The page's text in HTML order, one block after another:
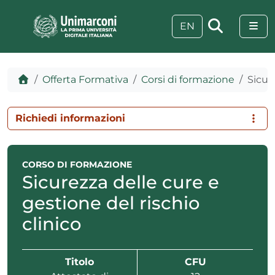
EN
Home
Offerta Formativa Corsi di formazione
CORSO DI FORMAZIONE
Sicurezza delle cure e
gestione del rischio
clinico
Titolo
CFU
Richiedi informazioni